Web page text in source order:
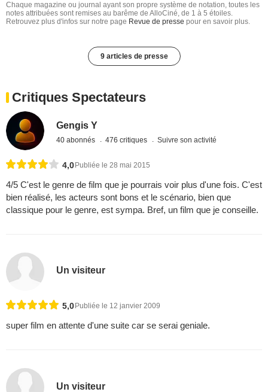
Chaque magazine ou journal ayant son propre système de notation, toutes les
notes attribuées sont remises au barême de AlloCiné, de 1 à 5 étoiles.
Retrouvez plus d'infos sur notre page Revue de presse pour en savoir plus.
9 articles de presse
Critiques Spectateurs
Gengis Y
40 abonnés 476 critiques Suivre son activité
4,0Publiée le 28 mai 2015
4/5 C'est le genre de film que je pourrais voir plus d'une fois. C'est
bien réalisé, les acteurs sont bons et le scénario, bien que
classique pour le genre, est sympa. Bref, un film que je conseille.
Un visiteur
5,0 Publiée le 12 janvier 2009
super film en attente d'une suite car se serai geniale.
Un visiteur